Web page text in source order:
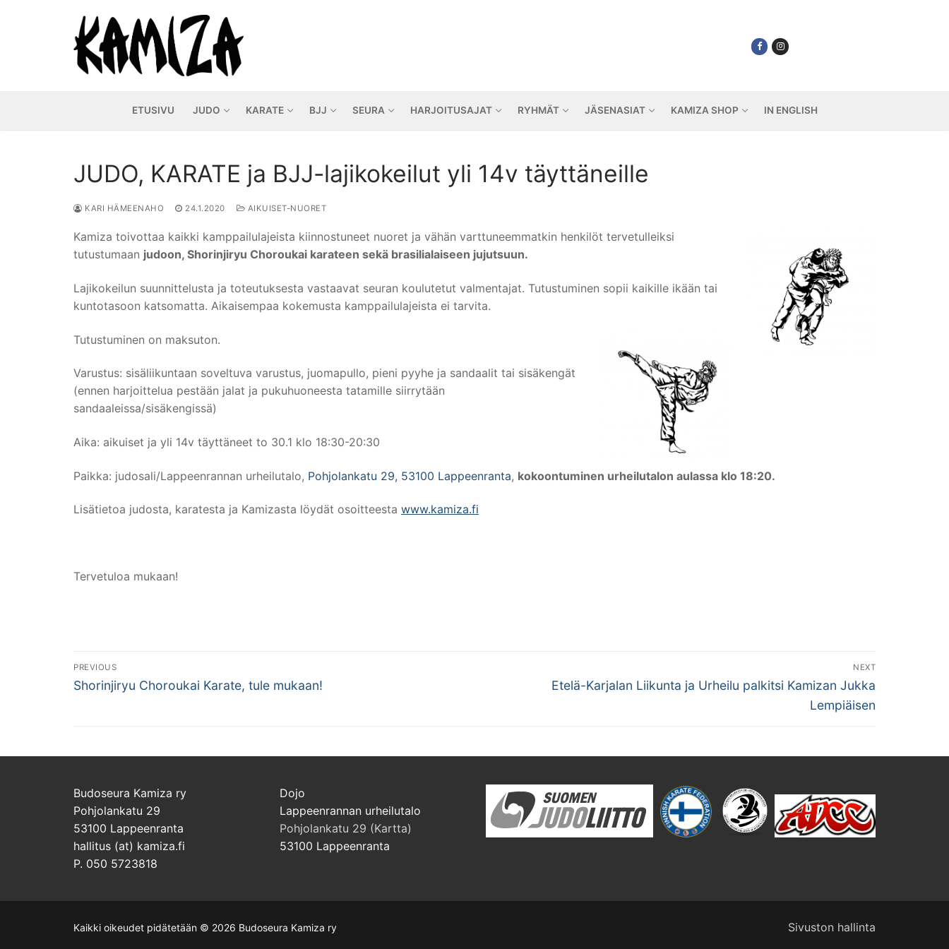
ETUSIVU JUDO KARATE BJJ SEURA HARJOITUSAJAT RYHMÄT JÄSENASIAT KAMIZA SHOP IN ENGLISH
JUDO, KARATE ja BJJ-lajikokeilut yli 14v täyttäneille
KARI HÄMEENAHO 24.1.2020 AIKUISET-NUORET
Kamiza toivottaa kaikki kamppailulajeista kiinnostuneet nuoret ja vähän varttuneemmatkin henkilöt tervetulleiksi
tutustumaan judoon, Shorinjiryu Choroukai karateen sekä brasilialaiseen jujutsuun.
Lajikokeilun suunnittelusta ja toteutuksesta vastaavat seuran koulutetut valmentajat. Tutustuminen sopii kaikille ikään tai
kuntotasoon katsomatta. Aikaisempaa kokemusta kamppailulajeista ei tarvita.
Tutustuminen on maksuton.
Varustus: sisäliikuntaan soveltuva varustus, juomapullo, pieni pyyhe ja sandaalit tai sisäkengät
(ennen harjoittelua pestään jalat ja pukuhuoneesta tatamille siirrytään
sandaaleissa/sisäkengissä)
Aika: aikuiset ja yli 14v täyttäneet to 30.1 klo 18:30-20:30
Paikka: judosali/Lappeenrannan urheilutalo, Pohjolankatu 29, 53100 Lappeenranta, kokoontuminen urheilutalon aulassa klo 18:20.
Lisätietoa judosta, karatesta ja Kamizasta löydät osoitteesta www.kamiza.fi
Tervetuloa mukaan!
Artikkelien
selaus
PREVIOUS
Previous
Shorinjiryu Choroukai Karate, tule mukaan!
NEXT
Next
Etelä-Karjalan Liikunta ja Urheilu palkitsi Kamizan Jukka
Lempiäisen
Budoseura Kamiza ry
Pohjolankatu 29
53100 Lappeenranta
hallitus (at) kamiza.fi
P. 050 5723818
Dojo
Lappeenrannan urheilutalo
Pohjolankatu 29 (Kartta)
53100 Lappeenranta
Kaikki oikeudet pidätetään © 2026 Budoseura Kamiza ry Sivuston hallinta